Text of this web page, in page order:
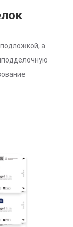
а